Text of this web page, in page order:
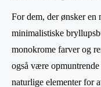
For dem, der ønsker en
minimalistiske
monokrome farver og
også være
naturlige elementer for